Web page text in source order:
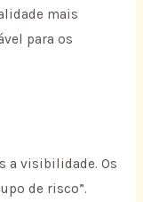
mais
para os
a visibilidade. Os
de risco”.